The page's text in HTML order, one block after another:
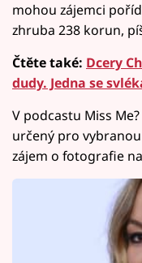
mohou zájemci
zhruba 238 korun,
Čtěte také: Dcery
dudy. Jedna se
V podcastu Miss
určený pro
zájem o fotografie